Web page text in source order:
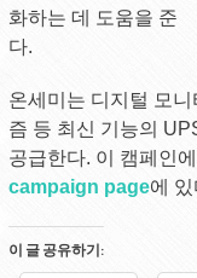
화하는 데 도움을 준
다.
온세미는 디지털 모
즘 등 최신 기능의
공급한다. 이 캠페인
campaign page에 있
이 글 공유하기: